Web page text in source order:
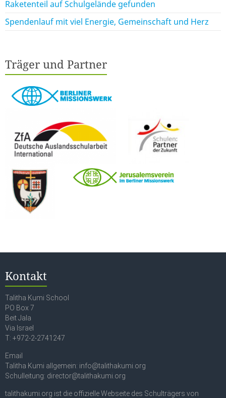
Raketenteil auf Schulgelände gefunden
Spendenlauf mit viel Energie, Gemeinschaft und Herz
Träger und Partner
Kontakt
Talitha Kumi School
PO Box 7
Beit Jala
Via Israel
T: +972-2-2741247
Email
Talitha Kumi allgemein: info@talithakumi.org
Schulleitung: director@talithakumi.org
talithakumi.org ist die offizielle Webseite des Schulträgers von